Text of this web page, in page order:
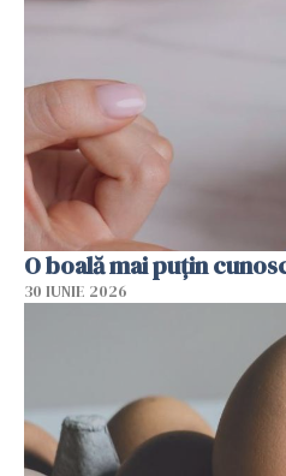
O boală mai puțin
30 IUNIE 2026